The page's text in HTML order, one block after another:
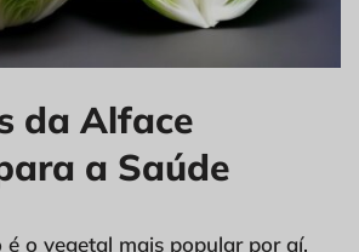
da Alface
a Saúde
é o vegetal mais popular por aí.